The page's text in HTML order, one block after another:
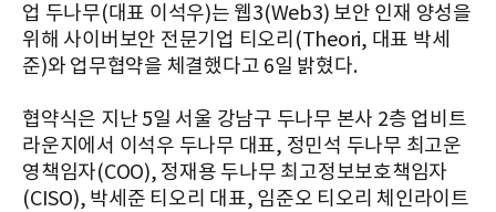
업 두나무(대표 이석우)는 웹3(Web3) 보안 인재 양성을
위해 사이버보안 전문기업 티오리(Theori, 대표 박세
준)와 업무협약을 체결했다고 6일 밝혔다.
협약식은 지난 5일 서울 강남구 두나무 본사 2층 업비트
라운지에서 이석우 두나무 대표, 정민석 두나무 최고운
영책임자(COO), 정재용 두나무 최고정보보호책임자
(CISO), 박세준 티오리 대표, 임준오 티오리 체인라이트